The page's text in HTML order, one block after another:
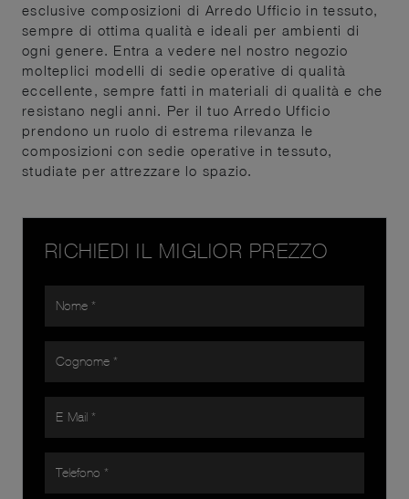
esclusive composizioni di Arredo Ufficio in tessuto,
sempre di ottima qualità e ideali per ambienti di
ogni genere. Entra a vedere nel nostro negozio
molteplici modelli di sedie operative di qualità
eccellente, sempre fatti in materiali di qualità e che
resistano negli anni. Per il tuo Arredo Ufficio
prendono un ruolo di estrema rilevanza le
composizioni con sedie operative in tessuto,
studiate per attrezzare lo spazio.
RICHIEDI IL MIGLIOR PREZZO